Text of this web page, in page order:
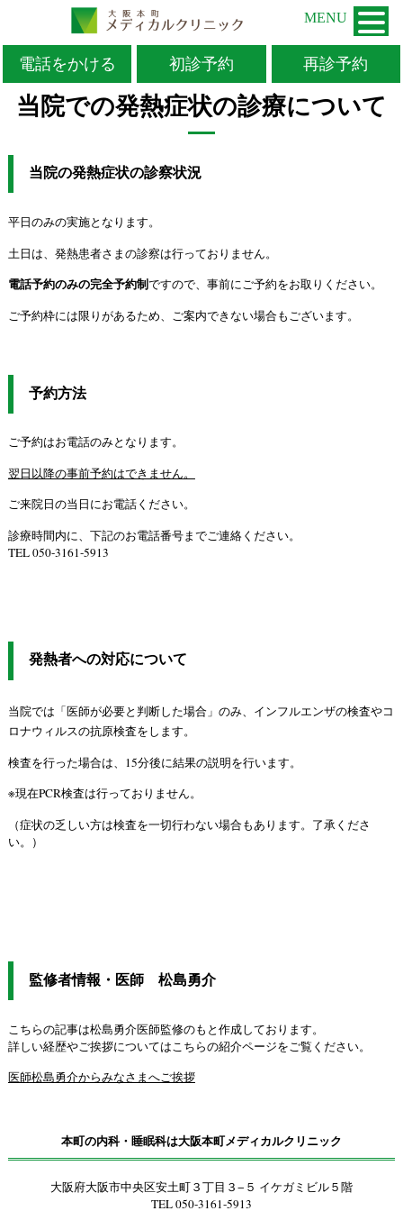
電話をかける 初診予約 再診予約
TOP>お知らせ >患者さま >当院での発熱症状の診療について
当院での発熱症状の診療について
当院の発熱症状の診察状況
平日のみの実施となります。
土日は、発熱患者さまの診察は行っておりません。
電話予約のみの完全予約制ですので、事前にご予約をお取りください。
ご予約枠には限りがあるため、ご案内できない場合もございます。
予約方法
ご予約はお電話のみとなります。
翌日以降の事前予約はできません。
ご来院日の当日にお電話ください。
診療時間内に、下記のお電話番号までご連絡ください。
TEL 050-3161-5913
発熱者への対応について
当院では「医師が必要と判断した場合」のみ、 インフルエンザの検査やコ
ロナウィルスの抗原検査をします。
検査を行った場合は、15分後に結果の説明を行います。
※現在PCR検査は行っておりません。
（症状の乏しい方は検査を一切行わない場合もあります。了承くださ
い。）
監修者情報・医師 松島勇介
こちらの記事は松島勇介医師監修のもと作成しております。
詳しい経歴やご挨拶についてはこちらの紹介ページをご覧ください。
医師松島勇介からみなさまへご挨拶
本町の内科・睡眠科は大阪本町メディカルクリニック
大阪府大阪市中央区安土町３丁目３−５ イケガミビル５階
TEL 050-3161-5913